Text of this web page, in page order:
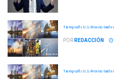
Trump calls U.S.-Mexico
POR REDACCIÓN
Trump calls U.S.-Mexico